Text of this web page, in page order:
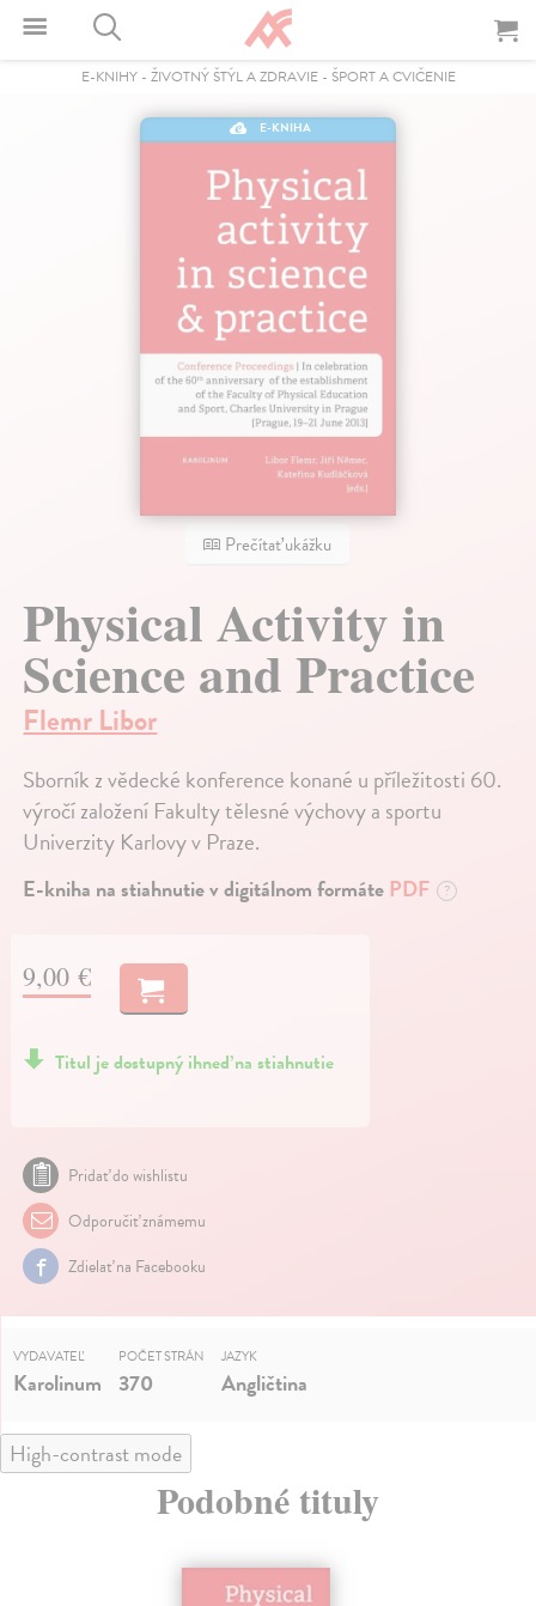
E-KNIHY- ŽIVOTNÝ ŠTÝL A ZDRAVIE- ŠPORT A CVIČENIE
E-KNIHA
Prečítať ukážku
Physical Activity in
Science and Practice
Flemr Libor
Sborník z vědecké konference konané u příležitosti 60.
výročí založení Fakulty tělesné výchovy a sportu
Univerzity Karlovy v Praze.
E-kniha na stiahnutie v digitálnom formátePDF ?
9,00 €
Titul je dostupný ihneď na stiahnutie
Pridať do wishlistu
Odporučiť známemu
Zdielať na Facebooku
VYDAVATEĽ
Karolinum
POČET STRÁN
370
JAZYK
Angličtina
High-contrast mode
Podobné tituly